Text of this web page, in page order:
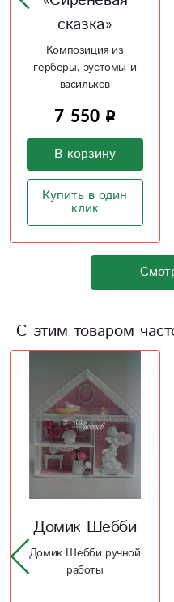
музыка»
Нежность покоряет
сердца
4 590
В корзину
Купить в один
клик
С этим товаром
Керамическая
ваза Волна
Керамическая,